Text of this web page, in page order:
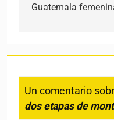
Guatemala
Un comentario
dos etapas de